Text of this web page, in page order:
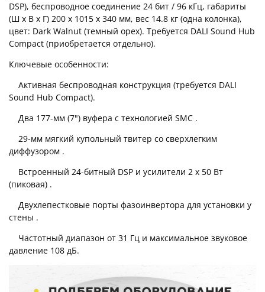
DSP), беспроводное соединение 24 бит / 96 кГц, габариты
(Ш x В x Г) 200 x 1015 x 340 мм, вес 14.8 кг (одна колонка),
цвет: Dark Walnut (темный орех). Требуется DALI Sound Hub
Compact (приобретается отдельно).
Ключевые особенности:
Активная беспроводная конструкция (требуется DALI
Sound Hub Compact).
Два 177-мм (7") вуфера с технологией SMC .
29-мм мягкий купольный твитер со сверхлегким
диффузором .
Встроенный 24-битный DSP и усилители 2 x 50 Вт
(пиковая) .
Двухлепестковые порты фазоинвертора для установки у
стены .
Частотный диапазон от 31 Гц и максимальное звуковое
давление 108 дБ.